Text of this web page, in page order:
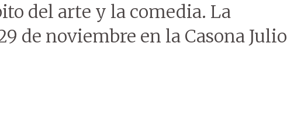
del arte y la comedia. La
de noviembre en la Casona Julio